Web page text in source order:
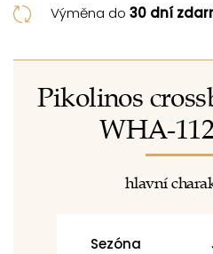
Výměna do 30 dní
Pikolinos
WHA-
hlavní
Sezóna